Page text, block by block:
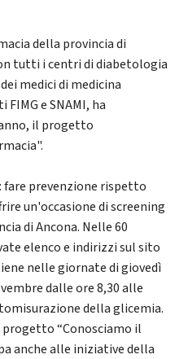
della provincia di
tutti i centri di diabetologia
medici di medicina
e SNAMI, ha
il progetto
fare prevenzione rispetto
un'occasione di screening
di Ancona. Nelle 60
elenco e indirizzi sul sito
nelle giornate di giovedì
dalle ore 8,30 alle
della glicemia.
progetto “Conosciamo il
anche alle iniziative della